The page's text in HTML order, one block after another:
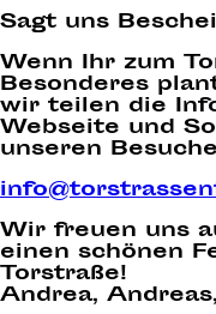
Sagt uns
Wenn Ihr zum
Besonderes
wir teilen die
Webseite und
unseren
Wir freuen uns
einen schönen
Torstraße!
Andrea,